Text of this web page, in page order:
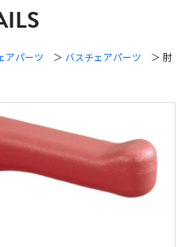
アパーツ ＞ バスチェアパーツ ＞ 肘